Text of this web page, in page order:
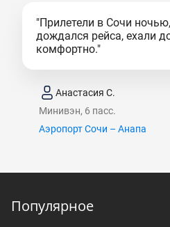
"Прилетели в Сочи
дождался рейса, ехали
комфортно."
Анастасия С.
Минивэн, 6 пасс.
Аэропорт Сочи – Анапа
Популярное